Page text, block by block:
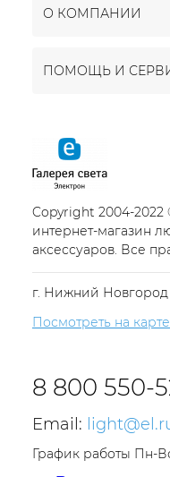
О КОМПАНИИ
ПОМОЩЬ И
Copyright 2004-
интернет-магазин
аксессуаров. Все
г. Нижний Новгород
Посмотреть на карте
8 800 550-
Email:
График работы Пн-